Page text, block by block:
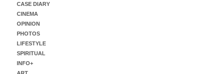
CASE DIARY
CINEMA
OPINION
PHOTOS
LIFESTYLE
SPIRITUAL
INFO+